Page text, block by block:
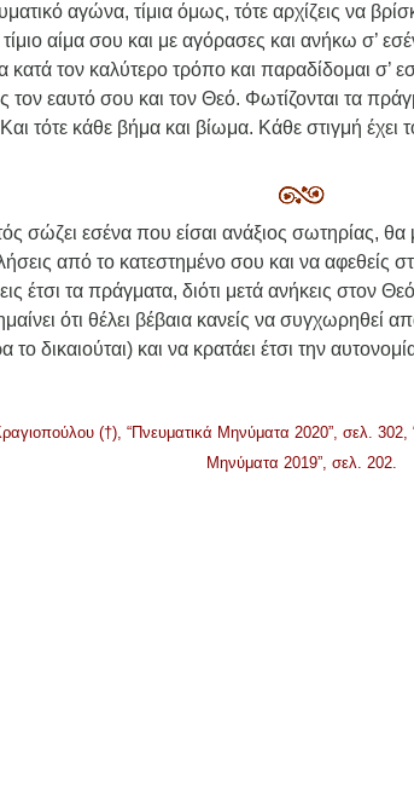
αγώνα, τίμια όμως, τότε αρχίζεις να
αίμα σου και με αγόρασες και ανήκω σ’
κατά τον καλύτερο τρόπο και παραδίδομαι
τον εαυτό σου και τον Θεό. Φωτίζονται τα
τότε κάθε βήμα και βίωμα. Κάθε στιγμή έχει
σώζει εσένα που είσαι ανάξιος σωτηρίας,
από το κατεστημένο σου και να
έτσι τα πράγματα, διότι μετά ανήκεις στον
ότι θέλει βέβαια κανείς να συγχωρηθεί
δικαιούται) και να κρατάει έτσι την
(†), “Πνευματικά Μηνύματα 2020”, σελ. 302,
Μηνύματα 2019”, σελ. 202.